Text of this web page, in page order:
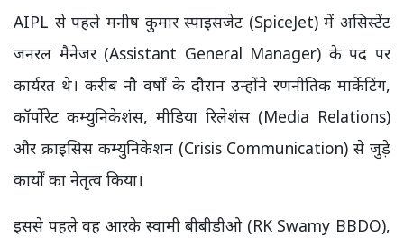
AIPL से पहले मनीष कुमार स्पाइसजेट (SpiceJet) में असिस्टेंट
जनरल मैनेजर (Assistant General Manager) के पद पर
कार्यरत थे। करीब नौ वर्षों के दौरान उन्होंने रणनीतिक मार्केटिंग,
कॉर्पोरेट कम्युनिकेशंस, मीडिया रिलेशंस (Media Relations)
और क्राइसिस कम्युनिकेशन (Crisis Communication) से जुड़े
कार्यों का नेतृत्व किया।
इससे पहले वह आरके स्वामी बीबीडीओ (RK Swamy BBDO),